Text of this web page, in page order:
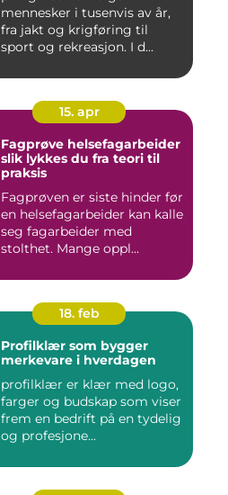
mennesker i tusenvis av år,
fra jakt og krigføring til
sport og rekreasjon. I d...
15. apr
Fagprøve helsefagarbeider
slik lykkes du fra teori til
praksis
Fagprøven er siste hinder før
en helsefagarbeider kan kalle
seg fagarbeider med
stolthet. Mange oppl...
18. feb
Profilklær som bygger
merkevare i hverdagen
profilklær er klær med logo,
farger og budskap som viser
frem en bedrift på en tydelig
og profesjone...